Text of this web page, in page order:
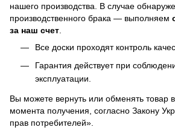
нашего производства. В случае
производственного брака — выполняем
за наш счет
Все доски проходят контроль
Гарантия действует при
эксплуатации.
Вы можете вернуть или обменять товар
момента получения, согласно Закону
прав потребителей».